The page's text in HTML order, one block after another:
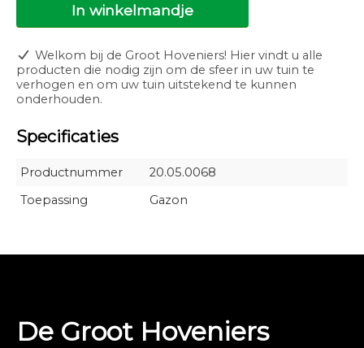
In winkelmandje
Welkom bij de Groot Hoveniers! Hier vindt u alle
producten die nodig zijn om de sfeer in uw tuin te
verhogen en om uw tuin uitstekend te kunnen
onderhouden.
Specificaties
Productnummer
20.05.0068
Toepassing
Gazon
De Groot Hoveniers